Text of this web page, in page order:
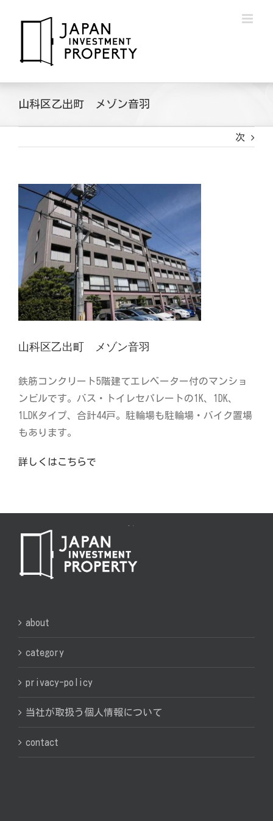
山科区乙出町 メゾン音羽
次
View
Larger
Image
山科区乙出町 メゾン音羽
鉄筋コンクリート5階建てエレベーター付のマンショ
ンビルです。バス・トイレセパレートの1K、1DK、
1LDKタイプ、合計44戸。駐輪場も駐輪場・バイク置場
もあります。
詳しくはこちらで
about
category
privacy-policy
当社が取扱う個人情報について
contact